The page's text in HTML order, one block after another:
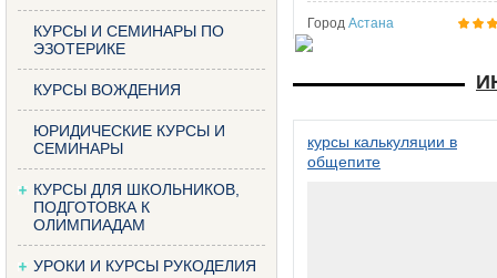
КУРСЫ И СЕМИНАРЫ ПО
ЭЗОТЕРИКЕ
КУРСЫ ВОЖДЕНИЯ
ЮРИДИЧЕСКИЕ КУРСЫ И
СЕМИНАРЫ
КУРСЫ ДЛЯ ШКОЛЬНИКОВ,
ПОДГОТОВКА К
ОЛИМПИАДАМ
УРОКИ И КУРСЫ РУКОДЕЛИЯ
Город Астана
курсы калькуляции в
общепите